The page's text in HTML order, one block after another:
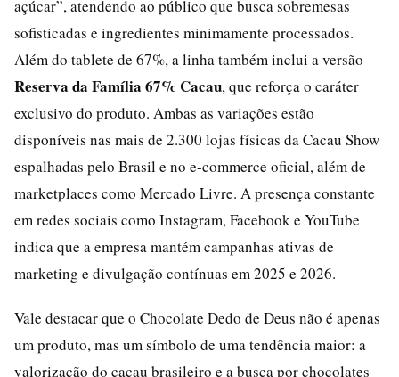
açúcar”, atendendo ao público que busca sobremesas
sofisticadas e ingredientes minimamente processados.
Além do tablete de 67%, a linha também inclui a versão
Reserva da Família 67% Cacau, que reforça o caráter
exclusivo do produto. Ambas as variações estão
disponíveis nas mais de 2.300 lojas físicas da Cacau Show
espalhadas pelo Brasil e no e-commerce oficial, além de
marketplaces como Mercado Livre. A presença constante
em redes sociais como Instagram, Facebook e YouTube
indica que a empresa mantém campanhas ativas de
marketing e divulgação contínuas em 2025 e 2026.
Vale destacar que o Chocolate Dedo de Deus não é apenas
um produto, mas um símbolo de uma tendência maior: a
valorização do cacau brasileiro e a busca por chocolates